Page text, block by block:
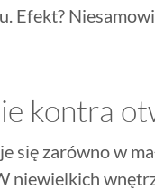
Efekt?
kontra
się zarówno w
niewielkich